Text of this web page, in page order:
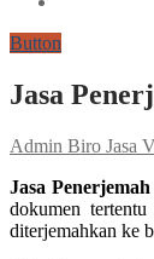
Button
Jasa
Admin Biro Jasa
Jasa
dokumen
diterjemahkan ke